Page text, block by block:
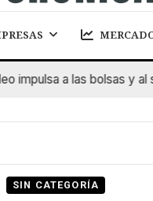
a las bolsas y al
SIN CATEGORÍA